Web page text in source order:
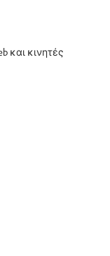
και κινητές